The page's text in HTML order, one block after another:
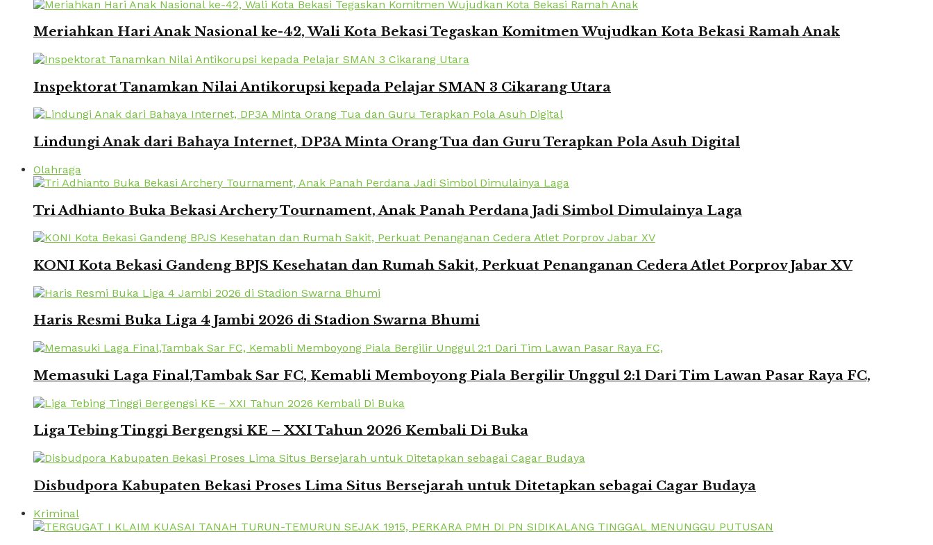
Meriahkan Hari Anak Nasional ke-42, Wali Kota Bekasi Tegaskan Komitmen Wujudkan Kota Bekasi Ramah Anak
Inspektorat Tanamkan Nilai Antikorupsi kepada Pelajar SMAN 3 Cikarang Utara
Lindungi Anak dari Bahaya Internet, DP3A Minta Orang Tua dan Guru Terapkan Pola Asuh Digital
Olahraga
Tri Adhianto Buka Bekasi Archery Tournament, Anak Panah Perdana Jadi Simbol Dimulainya Laga
KONI Kota Bekasi Gandeng BPJS Kesehatan dan Rumah Sakit, Perkuat Penanganan Cedera Atlet Porprov Jabar XV
Haris Resmi Buka Liga 4 Jambi 2026 di Stadion Swarna Bhumi
Memasuki Laga Final,Tambak Sar FC, Kemabli Memboyong Piala Bergilir Unggul 2:1 Dari Tim Lawan Pasar Raya FC,
Liga Tebing Tinggi Bergengsi KE – XXI Tahun 2026 Kembali Di Buka
Disbudpora Kabupaten Bekasi Proses Lima Situs Bersejarah untuk Ditetapkan sebagai Cagar Budaya
Kriminal